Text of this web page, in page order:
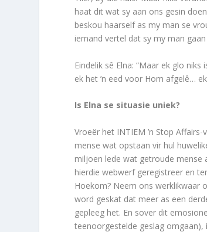
haat dit wat sy aan ons gesin
beskou haarself as my man se
iemand vertel dat sy my man gaan
Eindelik sê Elna: “Maar ek glo
ek het ’n eed voor Hom afgelê…
Is Elna se situasie uniek?
Vroeër het INTIEM ’n Stop
mense wat opstaan vir hul
miljoen lede wat getroude mense
hierdie webwerf geregistreer en
Hoekom? Neem ons werklikwaar
word geskat dat meer as een
gepleeg het. En sover dit
teenoorgestelde geslag omgaan),